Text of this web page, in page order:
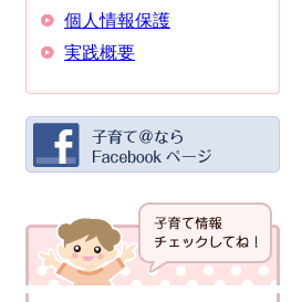
個人情報保護
実践概要